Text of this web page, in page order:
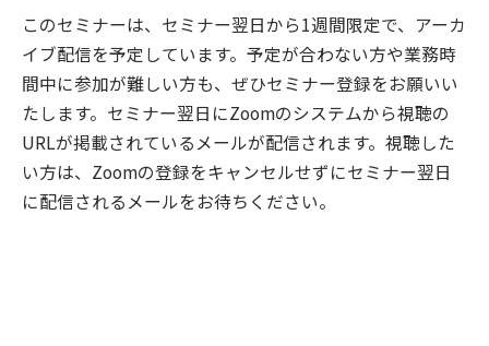
このセミナーは、セミナー翌日から1週間限定で、アーカ
イブ配信を予定しています。予定が合わない方や業務時
間中に参加が難しい方も、ぜひセミナー登録をお願いい
たします。セミナー翌日にZoomのシステムから視聴の
URLが掲載されているメールが配信されます。視聴した
い方は、Zoomの登録をキャンセルせずにセミナー翌日
に配信されるメールをお待ちください。